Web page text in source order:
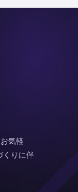
気軽
くりに伴